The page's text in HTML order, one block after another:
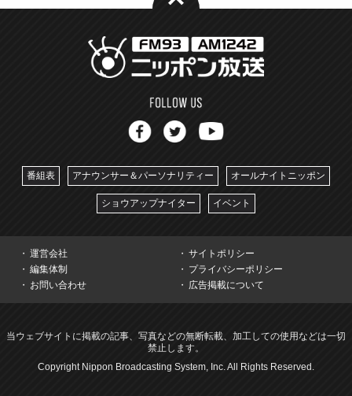
番組表 アナウンサー＆パーソナリティー オールナイトニッポン
ショウアップナイター イベント
運営会社
サイトポリシー
編集体制
プライバシーポリシー
お問い合わせ
広告掲載について
当ウェブサイトに掲載の記事、写真などの無断転載、加工しての使用などは一切
禁止します。
Copyright Nippon Broadcasting System, Inc. All Rights Reserved.